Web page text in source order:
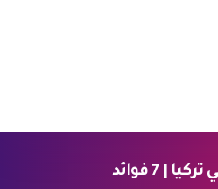
حقن الميزو-بوتوكس في تركيا | 7 فوائد